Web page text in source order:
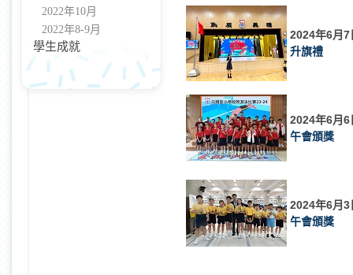
2022年10月
2022年8-9月
學生成就
2024年6月7
升旗禮
2024年6月6
午會頒獎
2024年6月3
午會頒獎